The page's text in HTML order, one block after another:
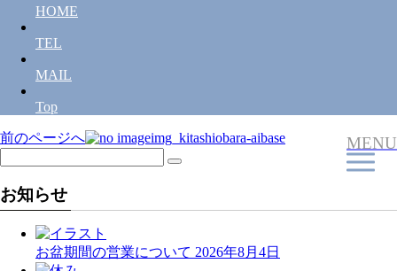
MENU
HOME
TEL
MAIL
Top
投
稿
ナ
前のページへ img_kitashiobara-aibase
お知らせ
お盆期間の営業について 2026年8月4日